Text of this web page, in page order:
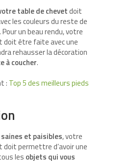
table de chevetdoit
les couleurs du reste de
un beau rendu, votre
doit être faite avec une
rehausser la décoration
à coucher.
: Top 5 des meilleurs pieds
et paisibles, votre
doit permettre d’avoir une
les objets qui vous